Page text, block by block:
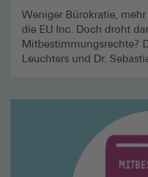
Weniger Bürokratie,
die EU Inc. Doch droht
Mitbestimmungsrechte?
Leuchters und Dr.